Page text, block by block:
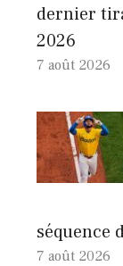
dernier
2026
7 août 2026
séquence
7 août 2026